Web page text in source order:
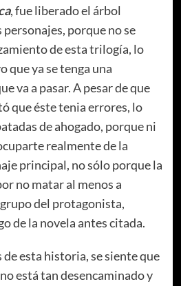
, fue liberado el árbol
porque no se
de esta trilogía, lo
que ya se tenga una
va a pasar. A pesar de que
que éste tenia errores, lo
de ahogado, porque ni
realmente de la
principal, no sólo porque la
no matar al menos a
del protagonista,
de la novela antes citada.
de esta historia, se siente que
está tan desencaminado y